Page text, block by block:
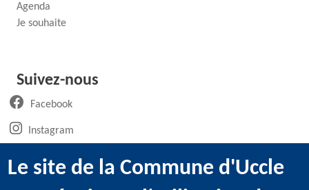
Agenda
Je souhaite
Suivez-nous
Facebook(ouvre un nouvel onglet)
Instagram(ouvre un nouvel onglet)
LinkedIn
Le site de la Commune d'Uccle